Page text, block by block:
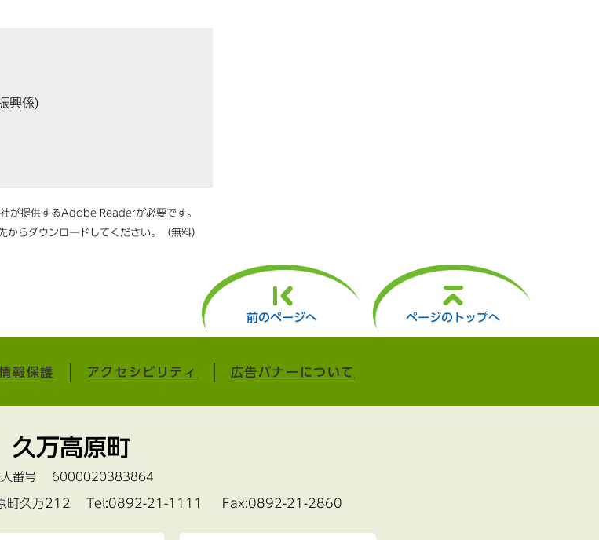
興係)
が提供するAdobe Readerが必要です。
らダウンロードしてください。（無料）
前のページへ ページのトップへ
報保護 アクセシビリティ 広告バナーについて
久万高原町
人番号 6000020383864
町久万212 Tel:0892-21-1111 Fax:0892-21-2860